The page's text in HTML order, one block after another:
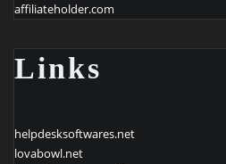
affiliateholder.com
Links
helpdesksoftwares.net
lovabowl.net